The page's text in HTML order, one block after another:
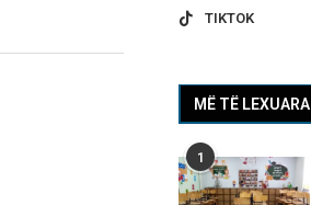
TIKTOK
MË TË LEXUARA
1